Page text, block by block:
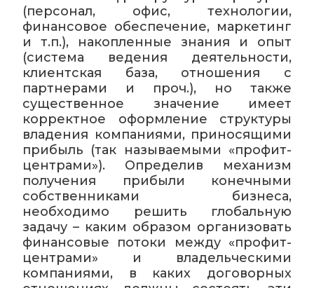
(персонал, офис, технологии,
финансовое обеспечение, маркетинг
и т.п.), накопленные знания и опыт
(система ведения деятельности,
клиентская база, отношения с
партнерами и проч.), но также
существенное значение имеет
корректное оформление структуры
владения компаниями, приносящими
прибыль (так называемыми «профит-
центрами»). Определив механизм
получения прибыли конечными
собственниками бизнеса,
необходимо решить глобальную
задачу – каким образом организовать
финансовые потоки между «профит-
центрами» и владельческими
компаниями, в каких договорных